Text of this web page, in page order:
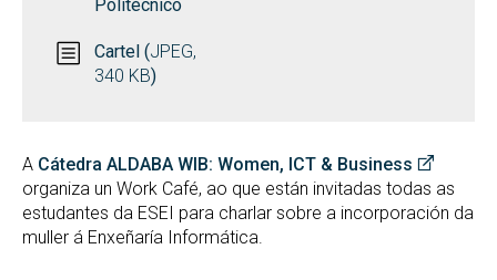
Politécnico
Cartel (JPEG,
340 KB)
A Cátedra ALDABA WIB: Women, ICT & Business
organiza un Work Café, ao que están invitadas todas as
estudantes da ESEI para charlar sobre a incorporación da
muller á Enxeñaría Informática.